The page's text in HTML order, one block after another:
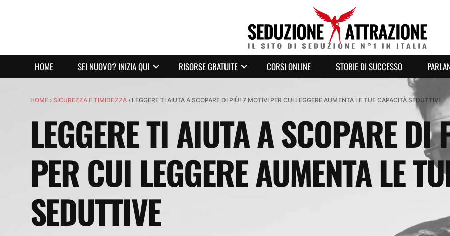
HOME SEI NUOVO? INIZIA QUI RISORSE GRATUITE CORSI ONLINE STORIE DI SUCCESSO
HOME › SICUREZZA E TIMIDEZZA › LEGGERE TI AIUTA A SCOPARE DI PIÙ! 7 MOTIVI PER CUI LEGGERE AUMENTA LE TUE CAPACITÀ SEDUTTIVE
LEGGERE TI AIUTA A SCOPARE
PER CUI LEGGERE AUMENTA LE
SEDUTTIVE